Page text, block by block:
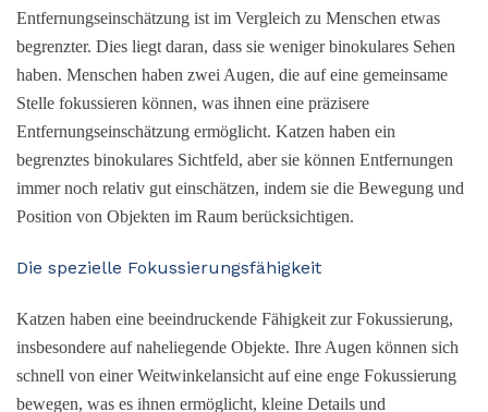
Entfernungseinschätzung ist im Vergleich zu Menschen etwas
begrenzter. Dies liegt daran, dass sie weniger binokulares Sehen
haben. Menschen haben zwei Augen, die auf eine gemeinsame
Stelle fokussieren können, was ihnen eine präzisere
Entfernungseinschätzung ermöglicht. Katzen haben ein
begrenztes binokulares Sichtfeld, aber sie können Entfernungen
immer noch relativ gut einschätzen, indem sie die Bewegung und
Position von Objekten im Raum berücksichtigen.
Die spezielle Fokussierungsfähigkeit
Katzen haben eine beeindruckende Fähigkeit zur Fokussierung,
insbesondere auf naheliegende Objekte. Ihre Augen können sich
schnell von einer Weitwinkelansicht auf eine enge Fokussierung
bewegen, was es ihnen ermöglicht, kleine Details und